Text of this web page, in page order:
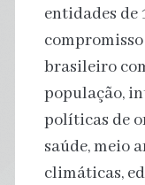
entidades de
brasileiro
população,
políticas de
saúde, meio
climáticas,